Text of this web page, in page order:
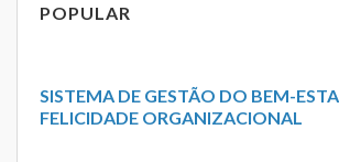
POPULAR
SISTEMA DE GESTÃO DO BEM-
FELICIDADE ORGANIZACIONAL